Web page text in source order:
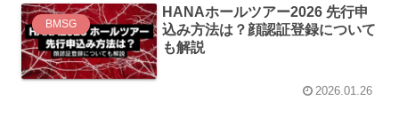
BMSG
HANAホールツアー2026 先行申
込み方法は？顔認証登録について
も解説
2026.01.26